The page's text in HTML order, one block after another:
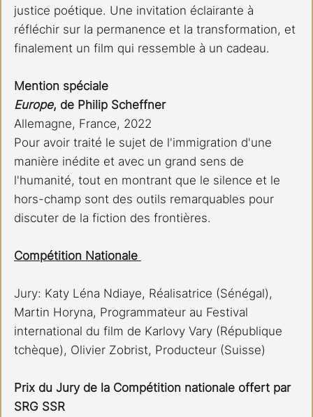
justice poétique. Une invitation éclairante à
réfléchir sur la permanence et la transformation, et
finalement un film qui ressemble à un cadeau.
Mention spéciale
Europe, de Philip Scheffner
Allemagne, France, 2022
Pour avoir traité le sujet de l'immigration d'une
manière inédite et avec un grand sens de
l'humanité, tout en montrant que le silence et le
hors-champ sont des outils remarquables pour
discuter de la fiction des frontières.
Compétition Nationale
Jury: Katy Léna Ndiaye, Réalisatrice (Sénégal),
Martin Horyna, Programmateur au Festival
international du film de Karlovy Vary (République
tchèque), Olivier Zobrist, Producteur (Suisse)
Prix du Jury de la Compétition nationale offert par
SRG SSR